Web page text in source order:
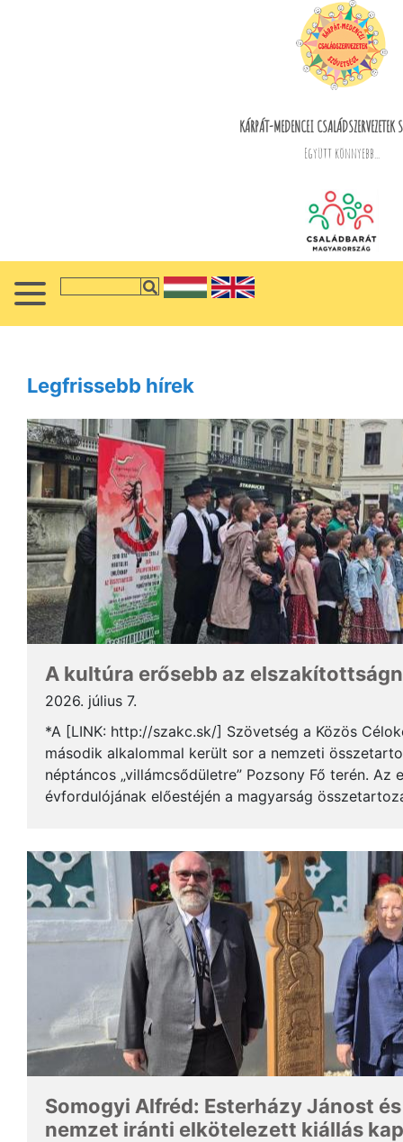
KÁRPÁT-MEDENCEI CSALÁDSZERVEZETEK
Együtt könnyebb...
Legfrissebb hírek
A kultúra erősebb az
2026. július 7.
*A [LINK: http://szakc.sk/] Szövetség a Közös
második alkalommal került sor a nemzeti
néptáncos „villámcsődületre” Pozsony Fő terén. Az
évfordulójának előestéjén a magyarság
Somogyi Alfréd: Esterházy Jánost
nemzet iránti elkötelezett kiállás